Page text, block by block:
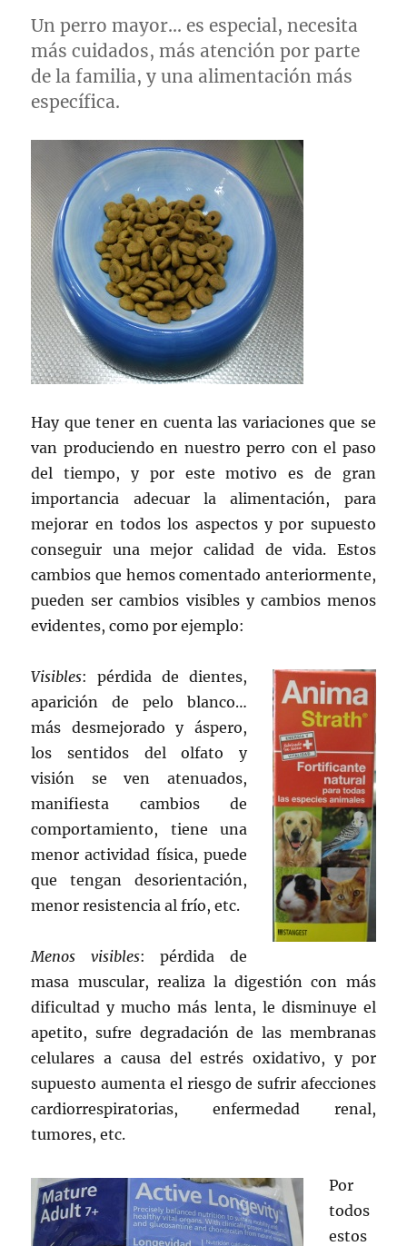
Un perro mayor… es especial, necesita
más cuidados, más atención por parte
de la familia, y una alimentación más
específica.
Hay que tener en cuenta las variaciones que se
van produciendo en nuestro perro con el paso
del tiempo, y por este motivo es de gran
importancia adecuar la alimentación, para
mejorar en todos los aspectos y por supuesto
conseguir una mejor calidad de vida. Estos
cambios que hemos comentado anteriormente,
pueden ser cambios visibles y cambios menos
evidentes, como por ejemplo:
Visibles: pérdida de dientes,
aparición de pelo blanco…
más desmejorado y áspero,
los sentidos del olfato y
visión se ven atenuados,
manifiesta cambios de
comportamiento, tiene una
menor actividad física, puede
que tengan desorientación,
menor resistencia al frío, etc.
Menos visibles: pérdida de
masa muscular, realiza la digestión con más
dificultad y mucho más lenta, le disminuye el
apetito, sufre degradación de las membranas
celulares a causa del estrés oxidativo, y por
supuesto aumenta el riesgo de sufrir afecciones
cardiorrespiratorias, enfermedad renal,
tumores, etc.
Por
todos
estos